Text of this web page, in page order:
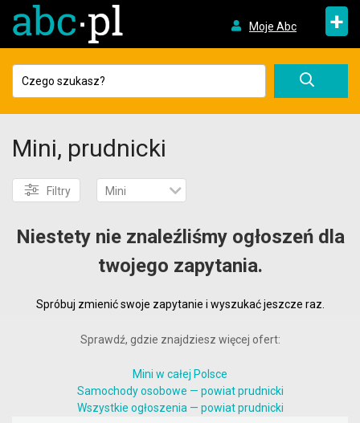
Moje Abc +
Mini, prudnicki
Filtry Mini
Niestety nie znaleźliśmy ogłoszeń dla
twojego zapytania.
Spróbuj zmienić swoje zapytanie i wyszukać jeszcze raz.
Sprawdź, gdzie znajdziesz więcej ofert:
Mini w całej Polsce
Samochody osobowe — powiat prudnicki
Wszystkie ogłoszenia — powiat prudnicki